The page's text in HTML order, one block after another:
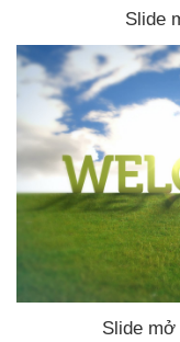
Slide
Slide